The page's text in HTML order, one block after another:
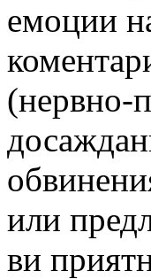
емоции
(нервно-
или
ви